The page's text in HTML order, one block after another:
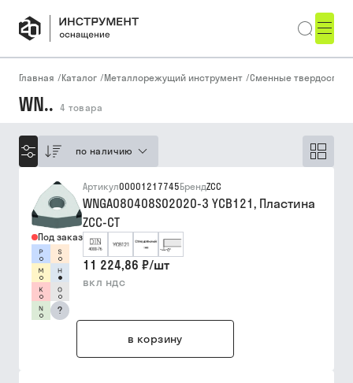
Главная /Каталог /Металлорежущий инструмент /Сменные
WN.. 4 товара
по наличию
Под заказ
?
Артикул00001217745БрендZCC
WNGA080408S02020-3 YCB121, Пластина
ZCC-CT
11 224,86 ₽/шт
вкл ндс
в корзину